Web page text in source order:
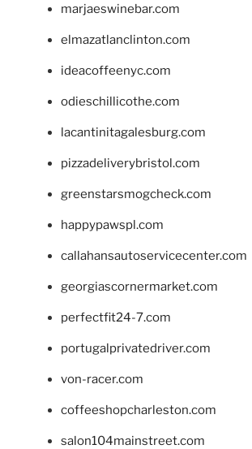
marjaeswinebar.com
elmazatlanclinton.com
ideacoffeenyc.com
odieschillicothe.com
lacantinitagalesburg.com
pizzadeliverybristol.com
greenstarsmogcheck.com
happypawspl.com
callahansautoservicecenter.com
georgiascornermarket.com
perfectfit24-7.com
portugalprivatedriver.com
von-racer.com
coffeeshopcharleston.com
salon104mainstreet.com